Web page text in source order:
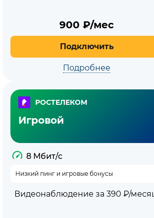
900 ₽/мес
Подключить
Подробнее
РОСТЕЛЕКОМ
Игровой
8 Мбит/с
Низкий пинг и игровые бонусы
Видеонаблюдение за 390 ₽/